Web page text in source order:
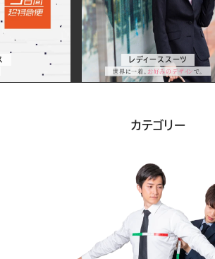
ツ
&
サ
レディーススーツ
世界に一着。お好みのデザインで。
カテゴリー